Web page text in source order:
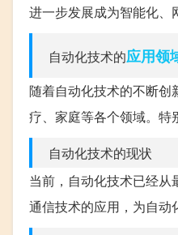
进一步发展成为智能化、
自动化技术的应用领
随着自动化技术的不断创
疗、家庭等各个领域。特
自动化技术的现状
当前，自动化技术已经
通信技术的应用，为自动